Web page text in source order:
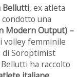
Bellutti, ex atleta
una
Modern Output) –
volley femminile
di Soroptimist
ha raccolto